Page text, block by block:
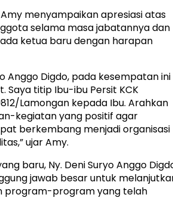
menyampaikan apresiasi atas
selama masa jabatannya dan
ketua baru dengan harapan
Anggo Digdo, pada kesempatan ini
Saya titip Ibu-ibu Persit KCK
Lamongan kepada Ibu. Arahkan
kegiatan yang positif agar
berkembang menjadi organisasi
ujar Amy.
baru, Ny. Deni Suryo Anggo
jawab besar untuk
program-program yang telah